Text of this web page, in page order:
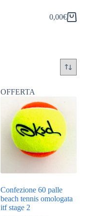
Carrello
0,00€
OFFERTA
Confezione 60 palle
beach tennis omologata
itf stage 2